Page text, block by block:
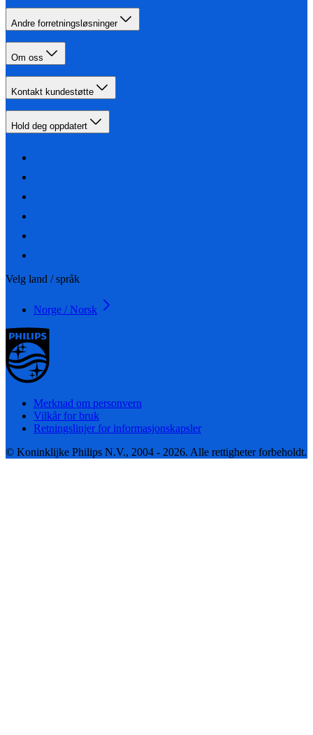
Andre forretningsløsninger
Om oss
Kontakt kundestøtte
Hold deg oppdatert
Velg land / språk
Norge / Norsk
Merknad om personvern
Vilkår for bruk
Retningslinjer for informasjonskapsler
© Koninklijke Philips N.V., 2004 - 2026. Alle rettigheter forbeholdt.